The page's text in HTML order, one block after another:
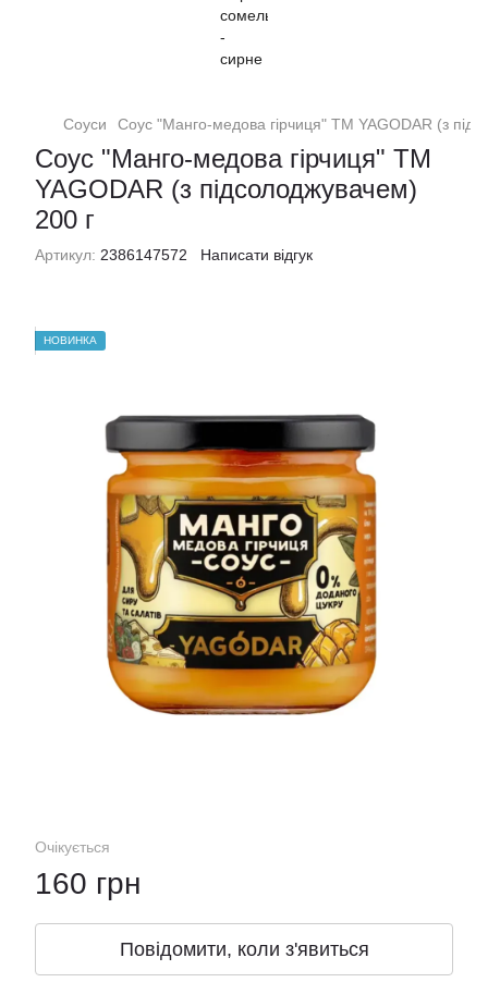
Соуси Соус "Манго-медова гірчиця" TM YAGODAR (з
Соус "Манго-медова гірчиця" TM
YAGODAR (з підсолоджувачем)
200 г
Артикул: 2386147572 Написати відгук
НОВИНКА
Очікується
160 грн
Повідомити, коли з'явиться